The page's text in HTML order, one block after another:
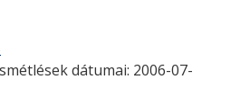
dátumai: 2006-07-